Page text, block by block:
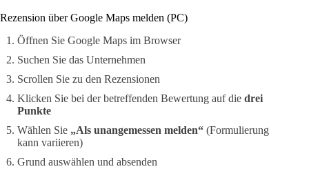
Rezension über Google Maps melden (PC)
Öffnen Sie Google Maps im Browser
Suchen Sie das Unternehmen
Scrollen Sie zu den Rezensionen
Klicken Sie bei der betreffenden Bewertung auf die drei
Punkte
Wählen Sie „Als unangemessen melden“ (Formulierung
kann variieren)
Grund auswählen und absenden